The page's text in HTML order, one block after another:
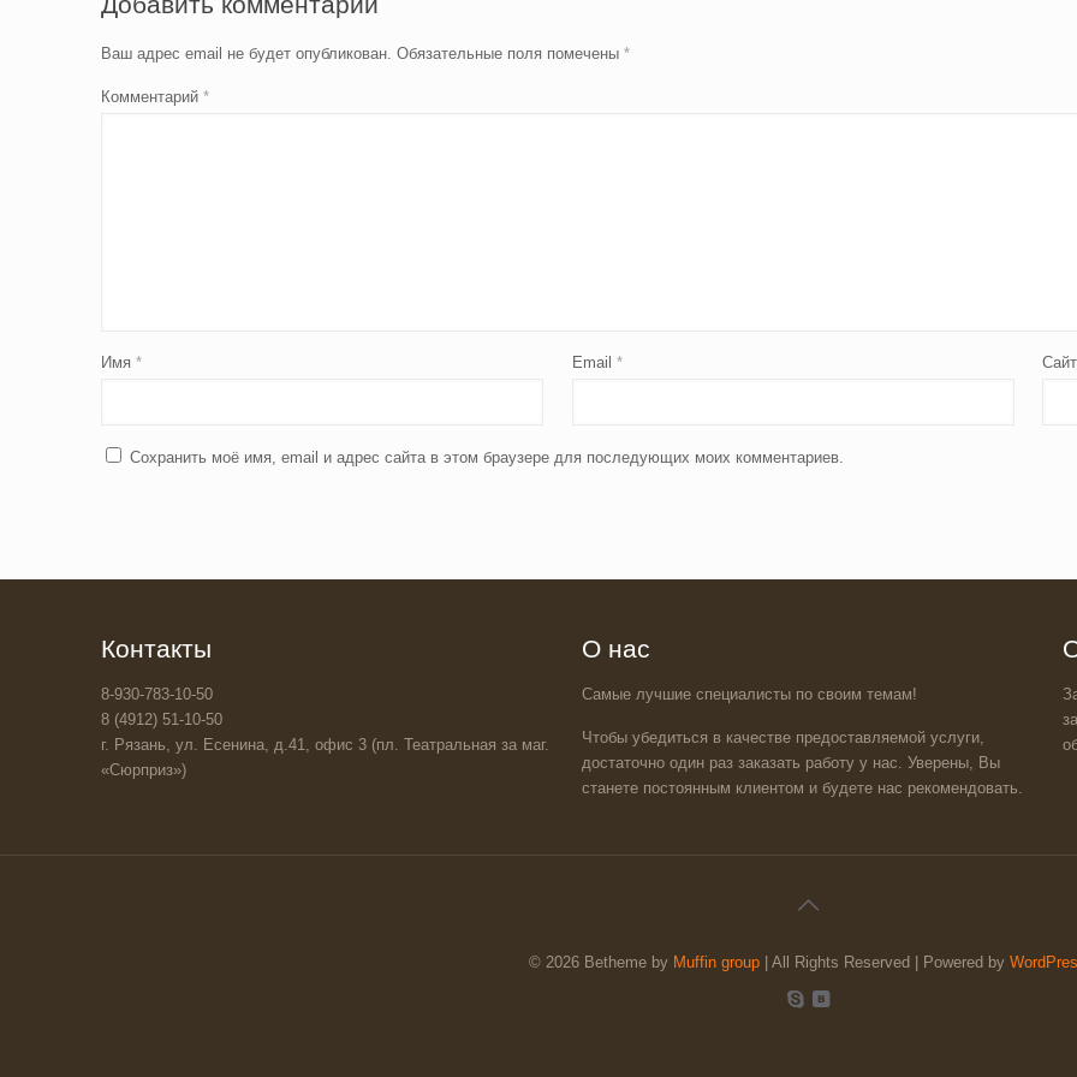
Ваш адрес email не будет опубликован. Обязательные поля помечены *
Комментарий *
Имя * Email * Сайт
Сохранить моё имя, email и адрес сайта в этом браузере для последующих моих комментариев.
Контакты
8-930-783-10-50
8 (4912) 51-10-50
г. Рязань, ул. Есенина, д.41, офис 3 (пл. Театральная за маг.
«Сюрприз»)
О нас
Самые лучшие специалисты по своим темам!
Чтобы убедиться в качестве предоставляемой услуги,
достаточно один раз заказать работу у нас. Уверены, Вы
станете постоянным клиентом и будете нас рекомендовать.
© 2026 Betheme by Muffin group | All Rights Reserved | Powered by